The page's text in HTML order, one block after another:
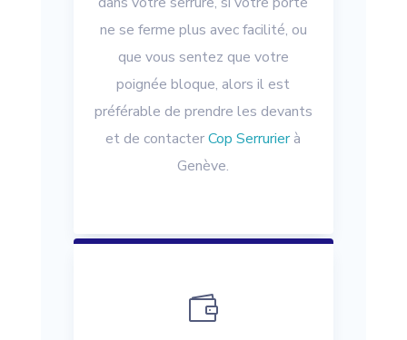
ne se ferme plus avec facilité, ou
que vous sentez que votre
poignée bloque, alors il est
préférable de prendre les devants
et de contacterCop Serrurierà
Genève.
